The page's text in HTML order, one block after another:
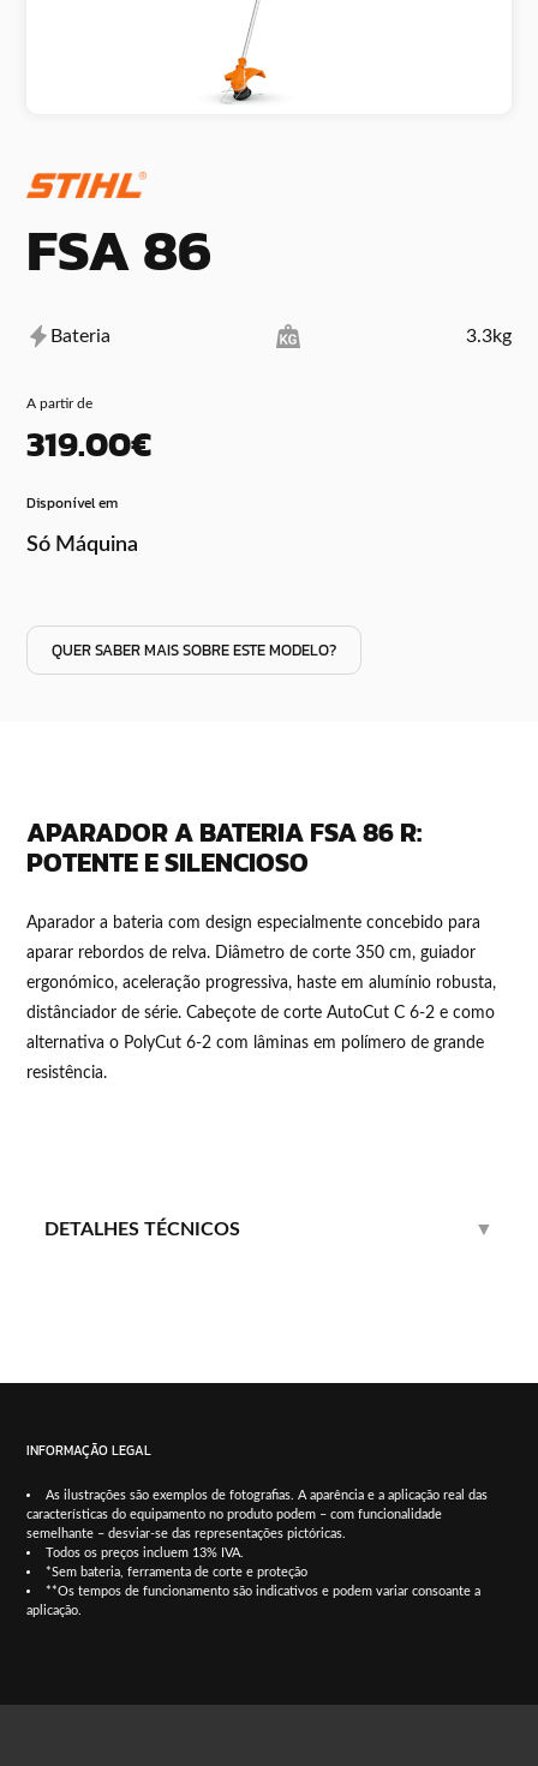
FSA 86
Bateria 3.3kg
A partir de
319.00€
Disponível em
Só Máquina
QUER SABER MAIS SOBRE ESTE MODELO?
APARADOR A BATERIA FSA 86 R:
POTENTE E SILENCIOSO
Aparador a bateria com design especialmente concebido para
aparar rebordos de relva. Diâmetro de corte 350 cm, guiador
ergonómico, aceleração progressiva, haste em alumínio robusta,
distânciador de série. Cabeçote de corte AutoCut C 6-2 e como
alternativa o PolyCut 6-2 com lâminas em polímero de grande
resistência.
DETALHES TÉCNICOS ▼
INFORMAÇÃO LEGAL
As ilustrações são exemplos de fotografias. A aparência e a aplicação real das
características do equipamento no produto podem – com funcionalidade
semelhante – desviar-se das representações pictóricas.
Todos os preços incluem 13% IVA.
*Sem bateria, ferramenta de corte e proteção
**Os tempos de funcionamento são indicativos e podem variar consoante a
aplicação.